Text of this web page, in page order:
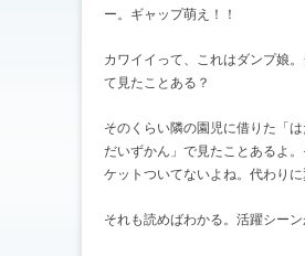
ー。ギャップ萌え！！
カワイイって、これはダンプ娘
て見たことある？
そのくらい隣の園児に借りた「は
だいずかん」で見たことあるよ
ケットついてないよね。代わりに
それも読めばわかる。活躍シーン